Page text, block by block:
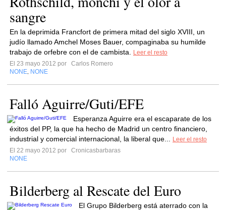
sangre
En la deprimida Francfort de primera mitad del siglo XVIII, un
judío llamado Amchel Moses Bauer, compaginaba su humilde
trabajo de orfebre con el de cambista.
Leer el resto
El 23 mayo 2012 por
Carlos Romero
NONE NONE
Falló Aguirre/Guti/EFE
Esperanza Aguirre era el escaparate de los
éxitos del PP, la que ha hecho de Madrid un centro financiero,
industrial y comercial internacional, la liberal que...
Leer el resto
El 22 mayo 2012 por
Cronicasbarbaras
NONE
Bilderberg al Rescate del Euro
El Grupo Bilderberg está aterrado con la